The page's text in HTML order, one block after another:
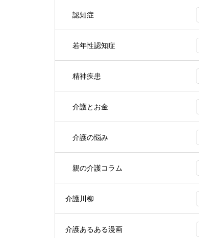
認知症
若年性認知症
精神疾患
介護とお金
介護の悩み
親の介護コラム
介護川柳
介護あるある漫画